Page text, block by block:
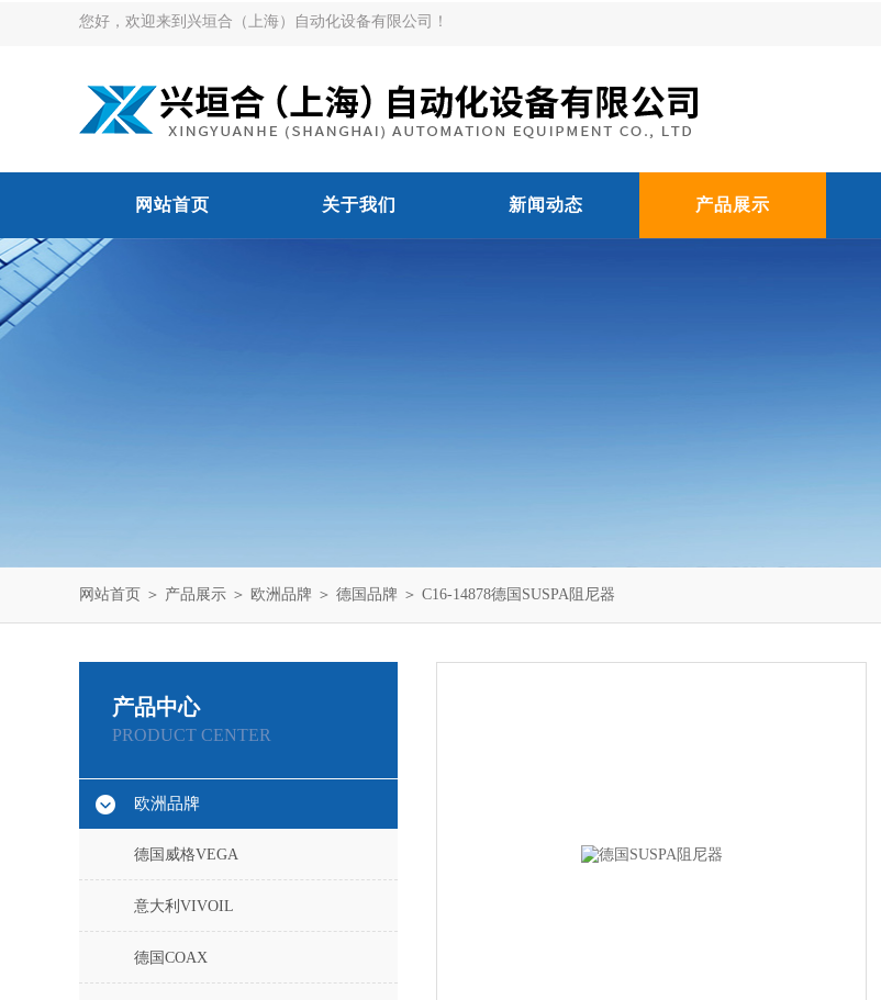
您好，欢迎来到兴垣合（上海）自动化设备有限公司！
网站首页 关于我们 新闻动态 产品展示
网站首页 ＞ 产品展示 ＞ 欧洲品牌 ＞ 德国品牌 ＞ C16-14878德国SUSPA阻尼器
产品中心
PRODUCT CENTER
欧洲品牌
德国威格VEGA
意大利VIVOIL
德国COAX